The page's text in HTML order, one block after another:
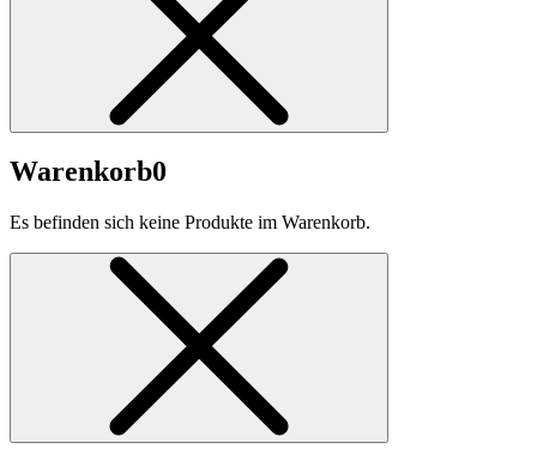
Warenkorb0
Es befinden sich keine Produkte im Warenkorb.